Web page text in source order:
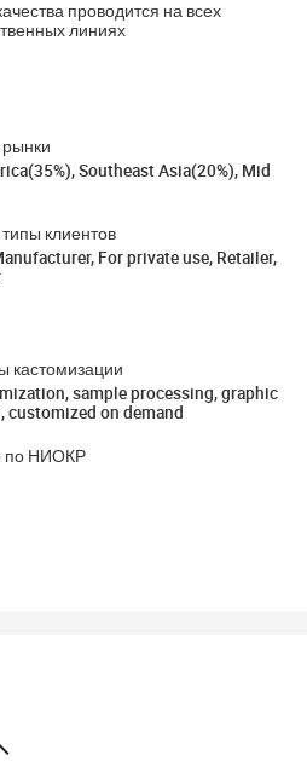
проводится на всех
линиях
Southeast Asia(20%), Mid
клиентов
For private use, Retailer,
кастомизации
sample processing, graphic
customized on demand
по НИОКР